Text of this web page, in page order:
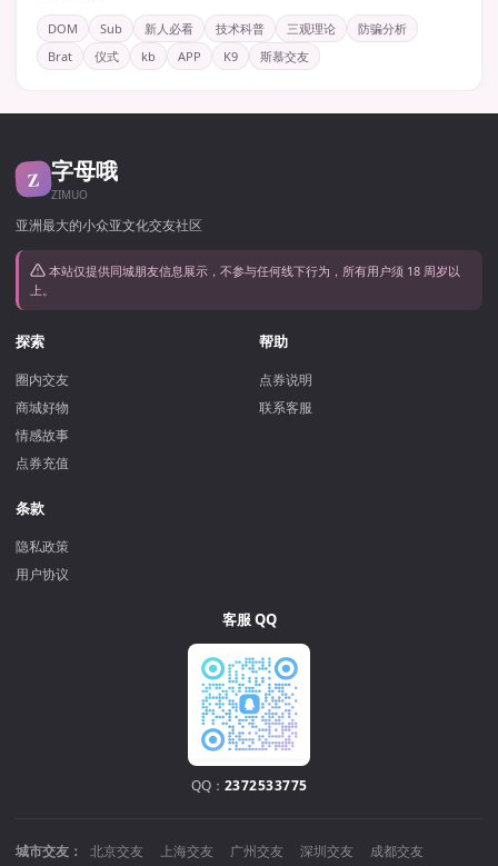
DOM Sub 新人必看 技术科普 三观理论
防骗分析
Brat
仪式 kb APP K9 斯慕交友
Z 字母哦
ZIMUO
亚洲最大的小众亚文化交友社区
本站仅提供同城朋友信息展示，不参与任何线下行为，所有用户须 18 周岁以
上。
探索
圈内交友
商城好物
情感故事
点券充值
帮助
点券说明
联系客服
条款
隐私政策
用户协议
客服 QQ
QQ： 2372533775
城市交友： 北京交友 上海交友 广州交友 深圳交友 成都交友